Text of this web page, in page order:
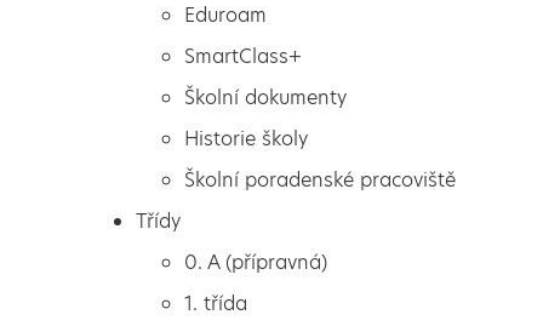
Pro budoucí prvňáčky
Rozvrhy hodin
Školská rada
Eduroam
SmartClass+
Školní dokumenty
Historie školy
Školní poradenské pracoviště
Třídy
0. A (přípravná)
1. třída
Třídní schůzky rodičů